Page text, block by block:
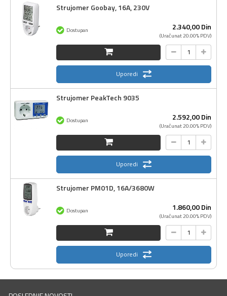
Strujomer Goobay, 16A, 230V
2.340,00Din
(Uračunat 20.00% PDV)
Dostupan
Uporedi
Strujomer PeakTech 9035
2.592,00Din
(Uračunat 20.00% PDV)
Dostupan
Uporedi
Strujomer PM01D, 16A/3680W
1.860,00Din
(Uračunat 20.00% PDV)
Dostupan
Uporedi